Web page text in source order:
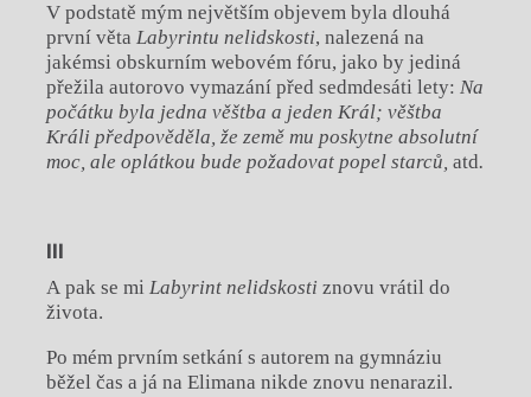
V podstatě mým největším objevem byla dlouhá
první věta Labyrintu nelidskosti, nalezená na
jakémsi obskurním webovém fóru, jako by jediná
přežila autorovo vymazání před sedmdesáti lety: Na
počátku byla jedna věštba a jeden Král; věštba
Králi předpověděla, že země mu poskytne absolutní
moc, ale oplátkou bude požadovat popel starců, atd.
III
A pak se mi Labyrint nelidskosti znovu vrátil do
života.
Po mém prvním setkání s autorem na gymnáziu
běžel čas a já na Elimana nikde znovu nenarazil.